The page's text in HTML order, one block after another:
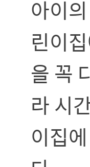
아이
린이
을 꼭
라 시
이집